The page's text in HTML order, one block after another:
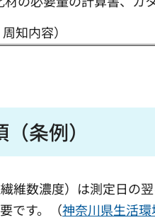
知内容）
条例）
維数濃度）は測定日の
です。（神奈川県生活